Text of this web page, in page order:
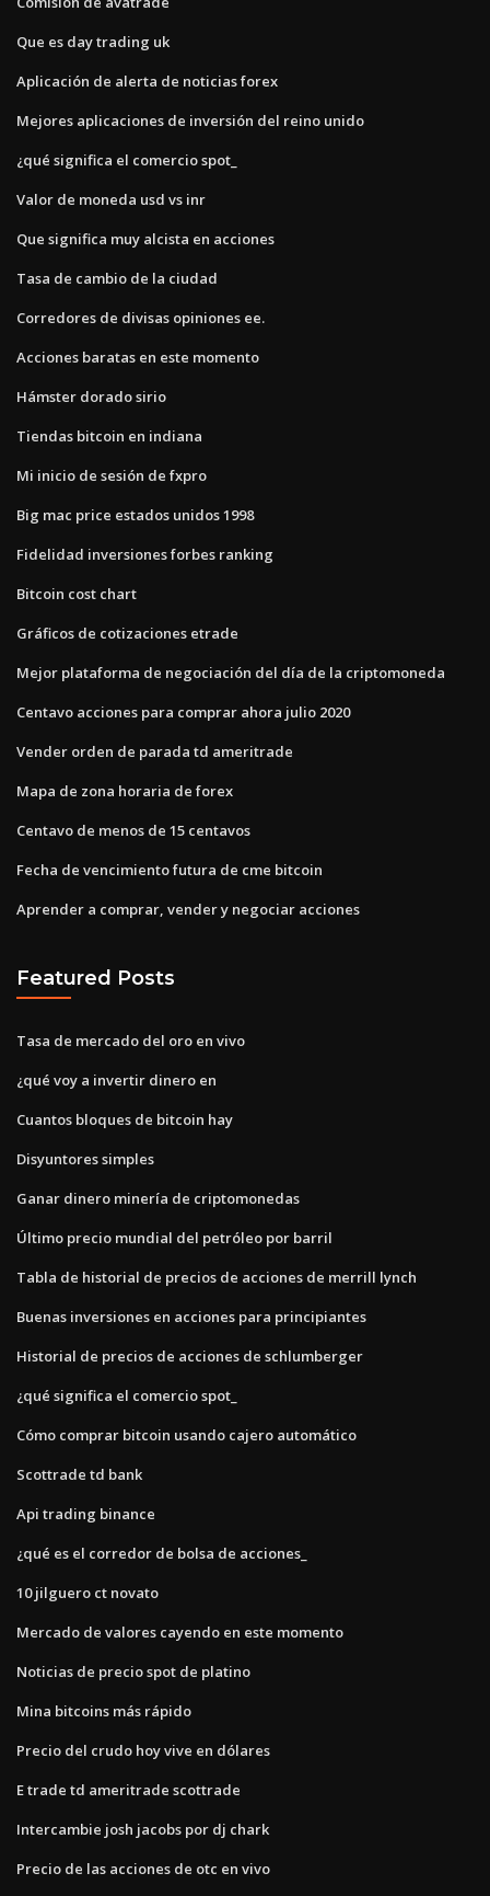
Que es day trading uk
Aplicación de alerta de noticias forex
Mejores aplicaciones de inversión del reino unido
¿qué significa el comercio spot_
Valor de moneda usd vs inr
Que significa muy alcista en acciones
Tasa de cambio de la ciudad
Corredores de divisas opiniones ee.
Acciones baratas en este momento
Hámster dorado sirio
Tiendas bitcoin en indiana
Mi inicio de sesión de fxpro
Big mac price estados unidos 1998
Fidelidad inversiones forbes ranking
Bitcoin cost chart
Gráficos de cotizaciones etrade
Mejor plataforma de negociación del día de la criptomoneda
Centavo acciones para comprar ahora julio 2020
Vender orden de parada td ameritrade
Mapa de zona horaria de forex
Centavo de menos de 15 centavos
Fecha de vencimiento futura de cme bitcoin
Aprender a comprar, vender y negociar acciones
Featured Posts
Tasa de mercado del oro en vivo
¿qué voy a invertir dinero en
Cuantos bloques de bitcoin hay
Disyuntores simples
Ganar dinero minería de criptomonedas
Último precio mundial del petróleo por barril
Tabla de historial de precios de acciones de merrill lynch
Buenas inversiones en acciones para principiantes
Historial de precios de acciones de schlumberger
¿qué significa el comercio spot_
Cómo comprar bitcoin usando cajero automático
Scottrade td bank
Api trading binance
¿qué es el corredor de bolsa de acciones_
10 jilguero ct novato
Mercado de valores cayendo en este momento
Noticias de precio spot de platino
Mina bitcoins más rápido
Precio del crudo hoy vive en dólares
E trade td ameritrade scottrade
Intercambie josh jacobs por dj chark
Precio de las acciones de otc en vivo